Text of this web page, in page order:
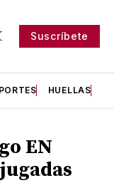
Suscríbete
HUELLAS
EN